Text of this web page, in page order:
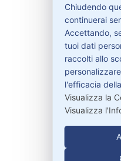
Chiudendo
continuerai
Accettando,
tuoi dati
raccolti allo
l'efficacia
Visualizza la
Visualizza